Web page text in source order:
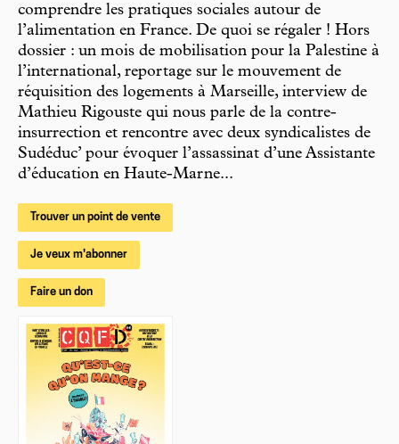
comprendre les pratiques sociales autour de
l’alimentation en France. De quoi se régaler ! Hors
dossier : un mois de mobilisation pour la Palestine à
l’international, reportage sur le mouvement de
réquisition des logements à Marseille, interview de
Mathieu Rigouste qui nous parle de la contre-
insurrection et rencontre avec deux syndicalistes de
Sudéduc’ pour évoquer l’assassinat d’une Assistante
d’éducation en Haute-Marne...
Trouver un point de vente
Je veux m'abonner
Faire un don